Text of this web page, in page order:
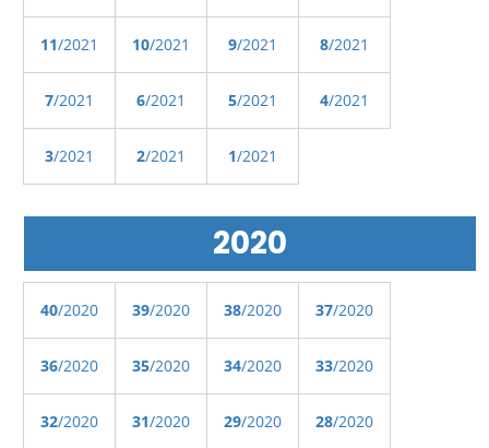
11/2021 10/2021 9/2021 8/2021
7/2021 6/2021 5/2021 4/2021
3/2021 2/2021 1/2021
2020
40/2020 39/2020 38/2020 37/2020
36/2020 35/2020 34/2020 33/2020
32/2020 31/2020 29/2020 28/2020